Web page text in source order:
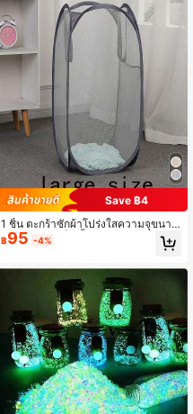
Save ฿4
1 ชิ้น ตะกร้าซักผ้าโปร่งใสความจุขนาด
ใหญ่, ตะกร้าเก็บเสื้อผ้าสกปรกพับได้, ตะ
กร้าเก็บของห้องนอน/ห้องน้ำ
฿95 -4%